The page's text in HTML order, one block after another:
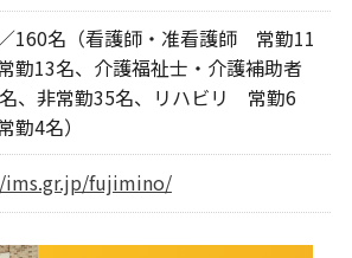
160名（看護師・准看護師 常勤11
勤13名、介護福祉士・介護補助者
、非常勤35名、リハビリ 常勤6
勤4名）
fujimino/